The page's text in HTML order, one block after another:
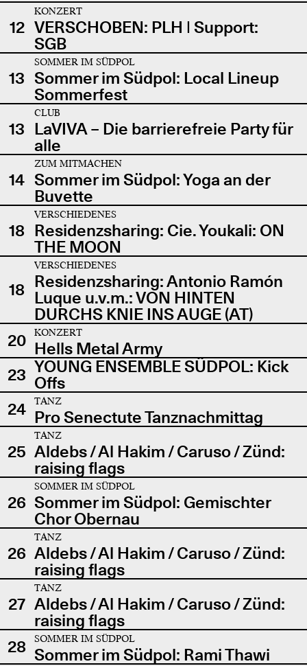
12
KONZERT
VERSCHOBEN: PLH | Support:
SGB
13
SOMMER IM SÜDPOL
Sommer im Südpol: Local Lineup
Sommerfest
13
CLUB
LaVIVA – Die barrierefreie Party für
alle
14
ZUM MITMACHEN
Sommer im Südpol: Yoga an der
Buvette
18
VERSCHIEDENES
Residenzsharing: Cie. Youkali: ON
THE MOON
18
VERSCHIEDENES
Residenzsharing: Antonio Ramón
Luque u.v.m.: VON HINTEN
DURCHS KNIE INS AUGE (AT)
20
KONZERT
Hells Metal Army
23 YOUNG ENSEMBLE SÜDPOL: Kick
Offs
24
TANZ
Pro Senectute Tanznachmittag
25
TANZ
Aldebs / Al Hakim / Caruso / Zünd:
raising flags
26
SOMMER IM SÜDPOL
Sommer im Südpol: Gemischter
Chor Obernau
26
TANZ
Aldebs / Al Hakim / Caruso / Zünd:
raising flags
27
TANZ
Aldebs / Al Hakim / Caruso / Zünd:
raising flags
28
SOMMER IM SÜDPOL
Sommer im Südpol: Rami Thawi